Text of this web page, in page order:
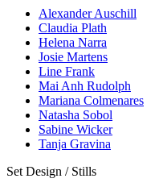
Alexander Auschill
Claudia Plath
Helena Narra
Josie Martens
Line Frank
Mai Anh Rudolph
Mariana Colmenares
Natasha Sobol
Sabine Wicker
Tanja Gravina
Set Design / Stills